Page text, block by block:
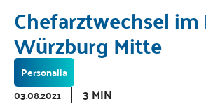
Chefarztwechsel
Würzburg Mitte
Personalia
03.08.2021
3 MIN